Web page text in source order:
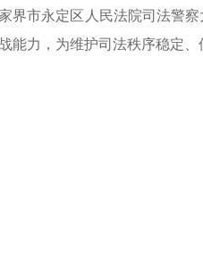
界市永定区人民法院司法警
能力，为维护司法秩序稳定